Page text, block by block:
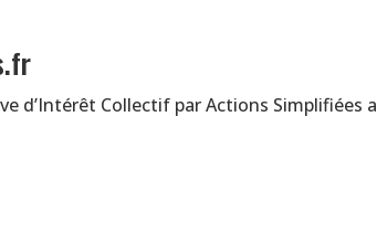
d’Intérêt Collectif par Actions Simplifiées